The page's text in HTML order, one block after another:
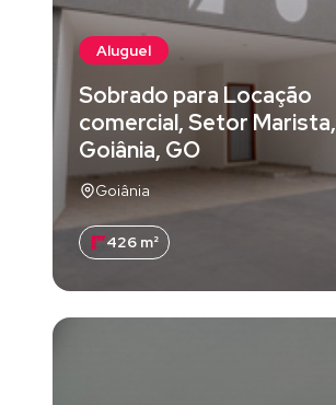
Aluguel
Sobrado para Locação
comercial, Setor Marista,
Goiânia, GO
Goiânia
426 m²